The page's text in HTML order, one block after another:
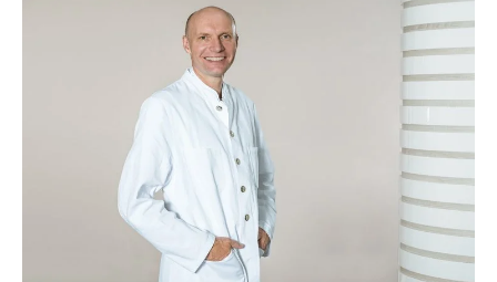
Speichert den Zustimmungsstatus des Benutzers für Cookies auf der aktuellen
Cookie Laufzeit:
Statistik Cookies erfassen Informationen